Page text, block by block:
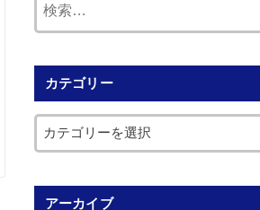
カテゴリー
アーカイブ